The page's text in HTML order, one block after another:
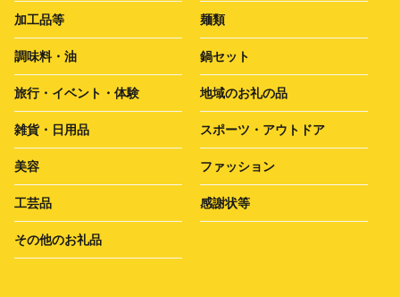
加工品等 麺類
調味料・油 鍋セット
旅行・イベント・体験 地域のお礼の品
雑貨・日用品 スポーツ・アウトドア
美容 ファッション
工芸品 感謝状等
その他のお礼品